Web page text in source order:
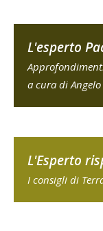
L'esperto
a cura di
L'Esperto
I consigli di